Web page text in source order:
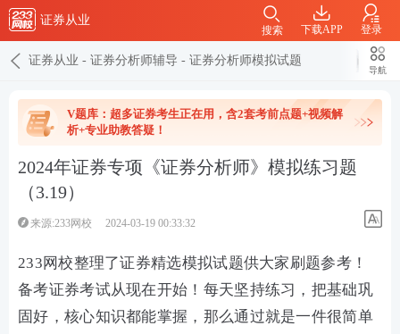
证券从业
下载APP 登录
搜索
证券从业 - 证券分析师辅导 - 证券分析师模拟试题
导航
V题库：超多证券考生正在用，含2套考前点题+视频解
析+专业助教答疑！
2024年证券专项《证券分析师》模拟练习题
（3.19）
来源:233网校 2024-03-19 00:33:32
233网校整理了证券精选模拟试题供大家刷题参考！
备考证券考试从现在开始！每天坚持练习，把基础巩
固好，核心知识都能掌握，那么通过就是一件很简单